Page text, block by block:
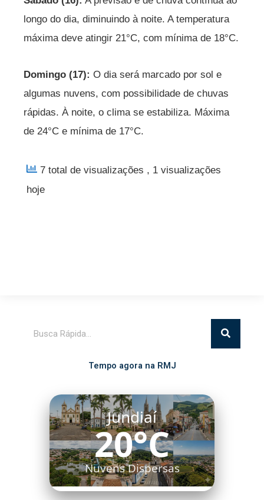
longo do dia, diminuindo à noite. A temperatura
máxima deve atingir 21°C, com mínima de 18°C.
Domingo (17): O dia será marcado por sol e
algumas nuvens, com possibilidade de chuvas
rápidas. À noite, o clima se estabiliza. Máxima
de 24°C e mínima de 17°C.
7 total de visualizações , 1 visualizações
hoje
Tempo agora na RMJ
Jundiaí
20°C
Nuvens Dispersas